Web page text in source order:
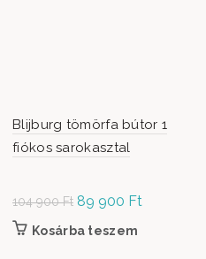
Blijburg tömörfa bútor 1
fiókos sarokasztal
104 900Ft Original
price was:
89 900 Ft
Kosárba teszem